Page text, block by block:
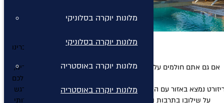
מלונות יוקרה בסלוניקי
מלונות יוקרה בסלוניקי
מלונות יוקרה באוסטריה
מלונות יוקרה באוסטריה
חופשה חלומית בקוסטה נברינו
בקלמטה שבדרום יוון, הוא המקום בשבילכם.